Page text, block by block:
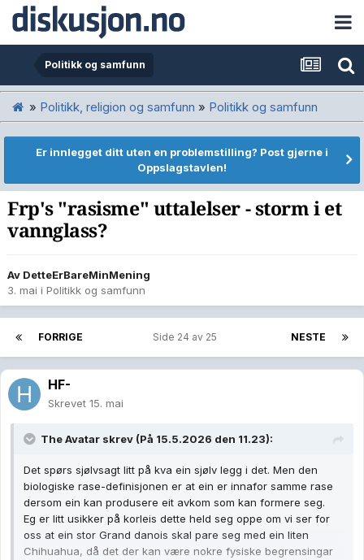
Politikk og samfunn
» Politikk, religion og samfunn » Politikk og samfunn
Er innlegget ditt uten en problemstilling? Post gjerne i
Oppslagstavlen!
Frp's "rasisme" uttalelser - storm i et
vannglass?
Av DetteErBareMinMening
3. mai i Politikk og samfunn
FORRIGE NESTE
Side 24 av 25
HF-
Skrevet 15. mai
The Avatar skrev (På 15.5.2026 den 11.23):
Det spørs sjølvsagt litt på kva ein sjølv legg i det. Men den
biologiske rase-definisjonen er at ein er innafor samme rase
dersom ein kan produsere eit avkom som kan formere seg.
Eg er litt usikker på korleis dette held seg oppe om vi ser for
oss at ein stor Grand danois skal pare seg med ein liten
Chihuahua, då det der kan være nokre fysiske begrensingar